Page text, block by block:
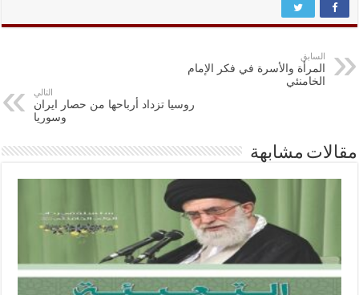
السابق
المرأة والأسرة في فكر الإمام
الخامنئي
التالي
روسيا تزداد أرباحها من حصار ايران
وسوريا
مقالات مشابهة